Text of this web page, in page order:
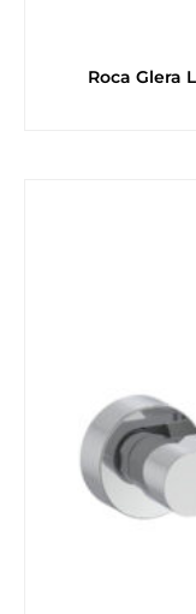
Roca Glera